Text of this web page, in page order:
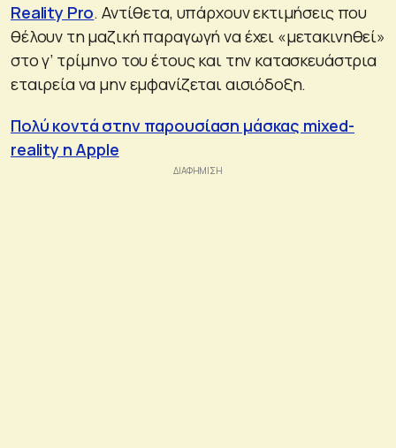
Reality Pro. Αντίθετα, υπάρχουν εκτιμήσεις που
θέλουν τη μαζική παραγωγή να έχει «μετακινηθεί»
στο γ’ τρίμηνο του έτους και την κατασκευάστρια
εταιρεία να μην εμφανίζεται αισιόδοξη.
Πολύ κοντά στην παρουσίαση μάσκας mixed-
reality η Apple